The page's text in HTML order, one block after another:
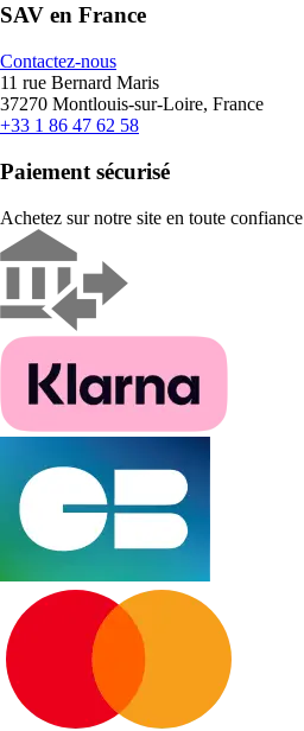
SAV en France
Contactez-nous
11 rue Bernard Maris
37270 Montlouis-sur-Loire, France
+33 1 86 47 62 58
Paiement sécurisé
Achetez sur notre site en toute confiance